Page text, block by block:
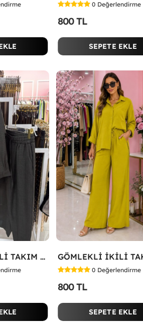
0 Değerlendirme
800 TL
SEPETE EKLE
GÖMLEKLİ İKİLİ TAKIM Siyah
0 Değerlendirme
800 TL
SEPETE EKLE